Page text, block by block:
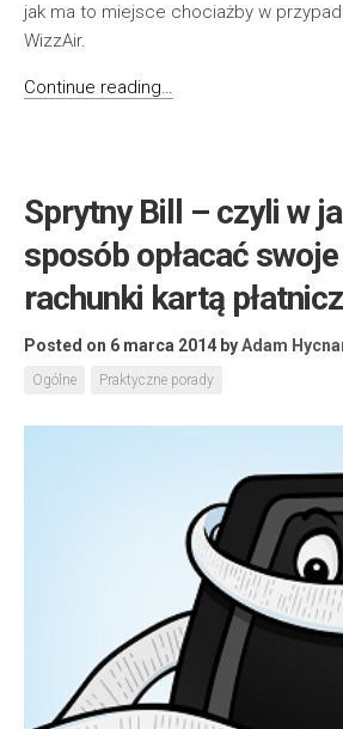
jak ma to miejsce chociażby w
WizzAir.
Continue reading…
Sprytny Bill – czyli w
sposób opłacać swoje
rachunki kartą
Posted on 6 marca 2014 byAdam
Ogólne Praktyczne porady